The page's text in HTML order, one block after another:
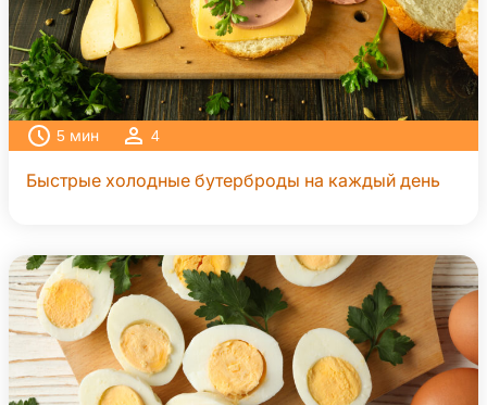
5 мин 4
Быстрые холодные бутерброды на каждый день